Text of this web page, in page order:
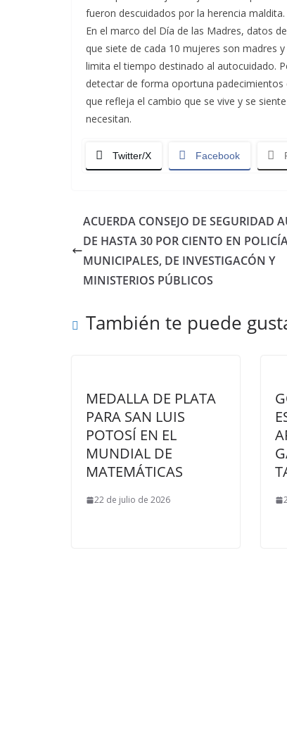
fueron descuidados por la herencia maldita.
En el marco del Día de las Madres, datos
que siete de cada 10 mujeres son madres
limita el tiempo destinado al autocuidado.
detectar de forma oportuna
que refleja el cambio que se vive y se
necesitan.
Twitter/X Facebook
ACUERDA CONSEJO DE SEGURIDAD
DE HASTA 30 POR CIENTO EN
MUNICIPALES, DE INVESTIGACÓN Y
MINISTERIOS PÚBLICOS
También te puede
MEDALLA DE PLATA
PARA SAN LUIS
POTOSÍ EN EL
MUNDIAL DE
MATEMÁTICAS
22 de julio de 2026